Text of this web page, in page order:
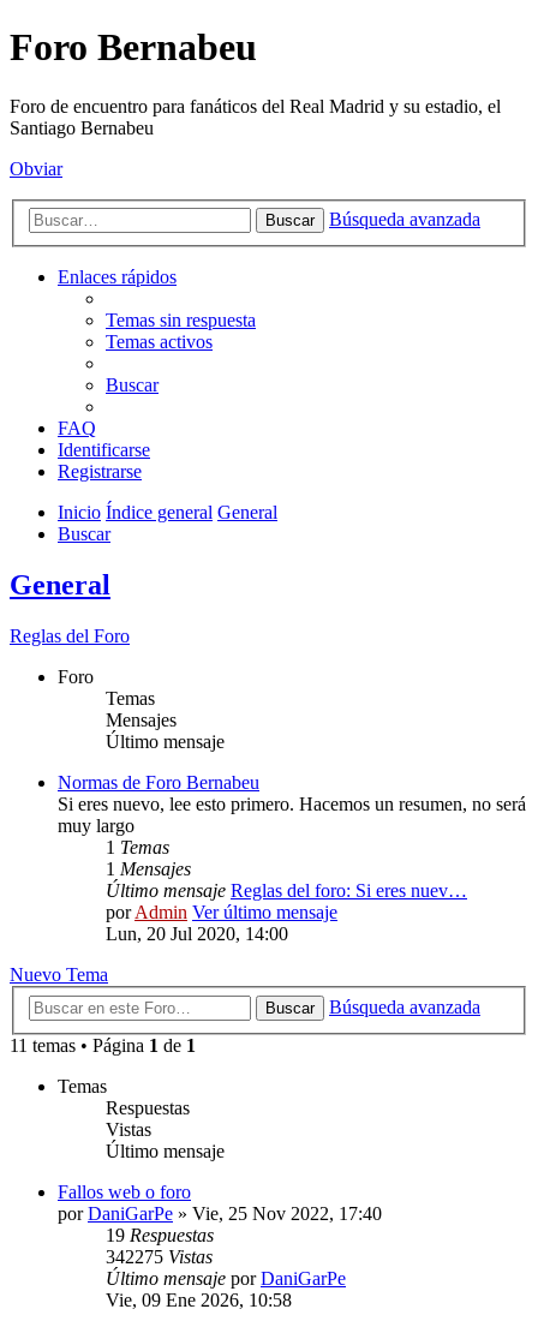
Foro Bernabeu
Foro de encuentro para fanáticos del Real Madrid y su estadio, el
Santiago Bernabeu
Obviar
Buscar Búsqueda avanzada
Enlaces rápidos
Temas sin respuesta
Temas activos
Buscar
FAQ
Identificarse
Registrarse
Inicio Índice general General
Buscar
General
Reglas del Foro
Foro
Temas
Mensajes
Último mensaje
Normas de Foro Bernabeu
Si eres nuevo, lee esto primero. Hacemos un resumen, no será
muy largo
1 Temas
1 Mensajes
Último mensaje Reglas del foro: Si eres nuev…
porAdmin Ver último mensaje
Lun, 20 Jul 2020, 14:00
Nuevo Tema
Buscar
Búsqueda avanzada
11 temas • Página 1 de 1
Temas
Respuestas
Vistas
Último mensaje
Fallos web o foro
porDaniGarPe » Vie, 25 Nov 2022, 17:40
19 Respuestas
342275 Vistas
Último mensaje porDaniGarPe
Vie, 09 Ene 2026, 10:58